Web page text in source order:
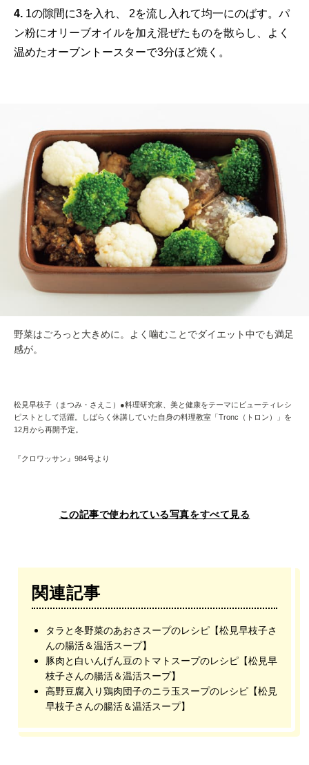
4. 1の隙間に3を入れ、 2を流し入れて均一にのばす。パ
ン粉にオリーブオイルを加え混ぜたものを散らし、よく
温めたオーブントースターで3分ほど焼く。
野菜はごろっと大きめに。よく噛むことでダイエット中でも満足
感が。
松見早枝子（まつみ・さえこ）●料理研究家、美と健康をテーマにビューティレシ
ピストとして活躍。しばらく休講していた自身の料理教室「Tronc（トロン）」を
12月から再開予定。
『クロワッサン』984号より
この記事で使われている写真をすべて見る
関連記事
タラと冬野菜のあおさスープのレシピ【松見早枝子さ
んの腸活＆温活スープ】
豚肉と白いんげん豆のトマトスープのレシピ【松見早
枝子さんの腸活＆温活スープ】
高野豆腐入り鶏肉団子のニラ玉スープのレシピ【松見
早枝子さんの腸活＆温活スープ】